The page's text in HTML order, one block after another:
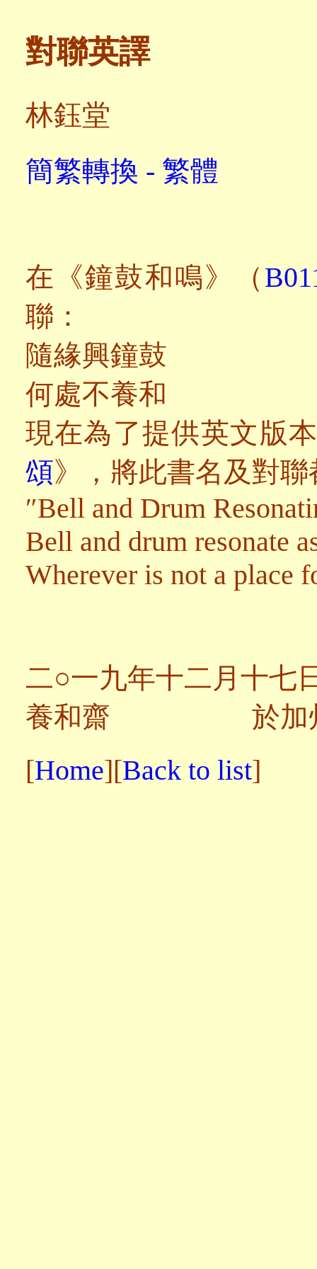
對聯英譯
林鈺堂
簡繁轉換 - 繁體
在《鐘鼓和鳴》（
聯：
隨緣興鐘鼓
何處不養和
現在為了提供英文版
頌》，將此書名及對
″Bell and Drum
Bell and drum resonate
Wherever is not a place
二○一九年十二月十七
養和齋 於加
[Home][Back to list]